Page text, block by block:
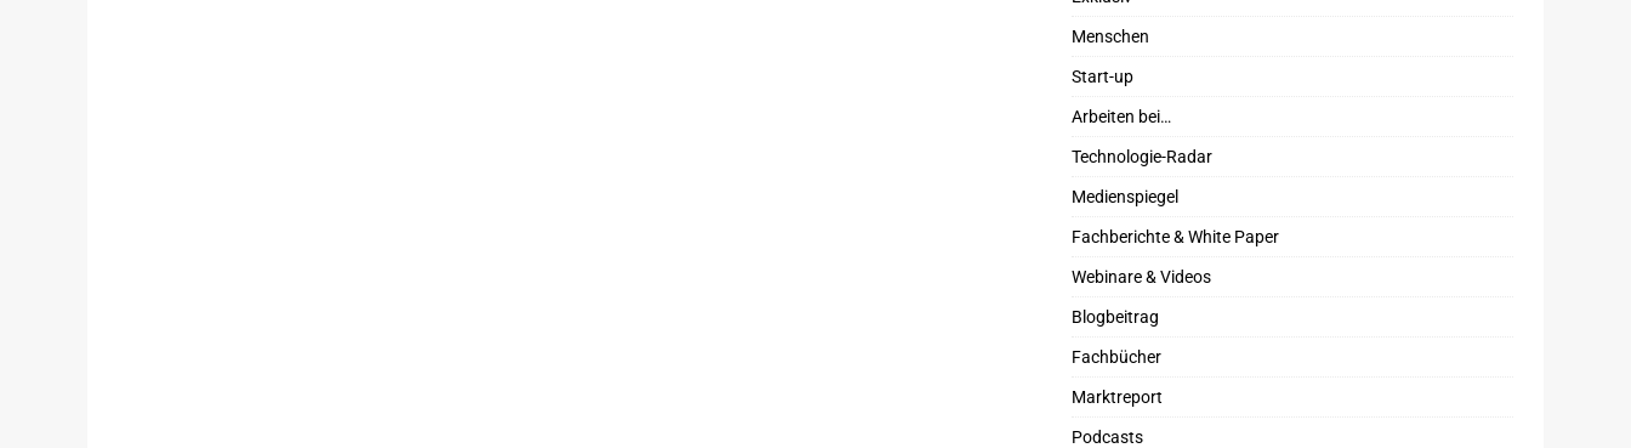
Menschen
Start-up
Arbeiten bei…
Technologie-Radar
Medienspiegel
Fachberichte & White Paper
Webinare & Videos
Blogbeitrag
Fachbücher
Marktreport
Podcasts